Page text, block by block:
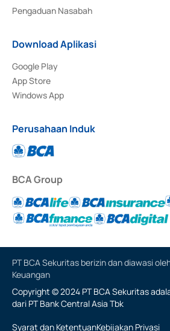
Pengaduan Nasabah
Download Aplikasi
Google Play
App Store
Windows App
Perusahaan Induk
BCA Group
PT BCA Sekuritas berizin dan diawasi
Keuangan
Copyright © 2024 PT BCA Sekuritas
dari PT Bank Central Asia Tbk
Syarat dan KetentuanKebijakan Privasi